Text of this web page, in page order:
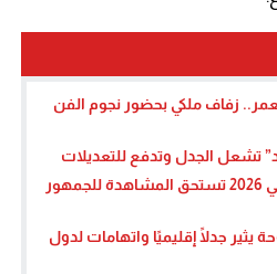
زفاف ملكي بحضور نجوم الفن
تشعل الجدل وتدفع للتعديلات
أفضل 5 أنميات قصيرة في 2026 تستحق المشاهدة للجمهور
يثير جدلًا إقليميًا واتهامات لدول